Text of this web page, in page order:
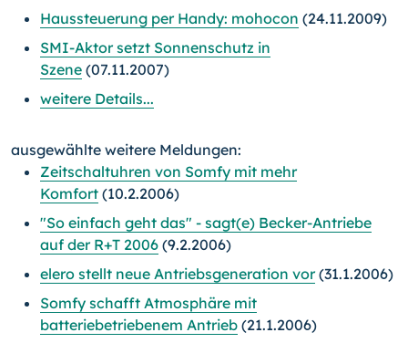
Haussteuerung per Handy: mohocon (24.11.2009)
SMI-Aktor setzt Sonnenschutz in
Szene (07.11.2007)
weitere Details...
ausgewählte weitere Meldungen:
Zeitschaltuhren von Somfy mit mehr
Komfort (10.2.2006)
"So einfach geht das" - sagt(e) Becker-Antriebe
auf der R+T 2006 (9.2.2006)
elero stellt neue Antriebsgeneration vor(31.1.2006)
Somfy schafft Atmosphäre mit
batteriebetriebenem Antrieb (21.1.2006)